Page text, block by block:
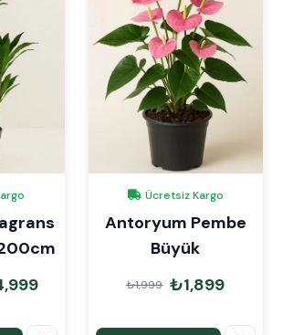
Ücretsiz Kargo
Antoryum Pembe
Büyük
₺1,999 ₺1,899